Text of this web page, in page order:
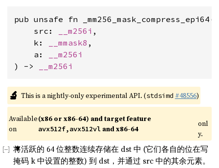
pub unsafe fn _mm256_mask_compress_epi64(
    src:
__m256i ,
    k:
__mmask8 ,
    a:
__m256i
) ->
__m256i
🔬 This is a nightly-only experimental API. (stdsimd #48556)
Available
on
avx512f,avx512vl and x86-64
onl
y.
将活跃的 64 位整数连续存储在 dst 中 (它们各自的位在写
掩码 k 中设置的整数) 到 dst，并通过 src 中的其余元素。